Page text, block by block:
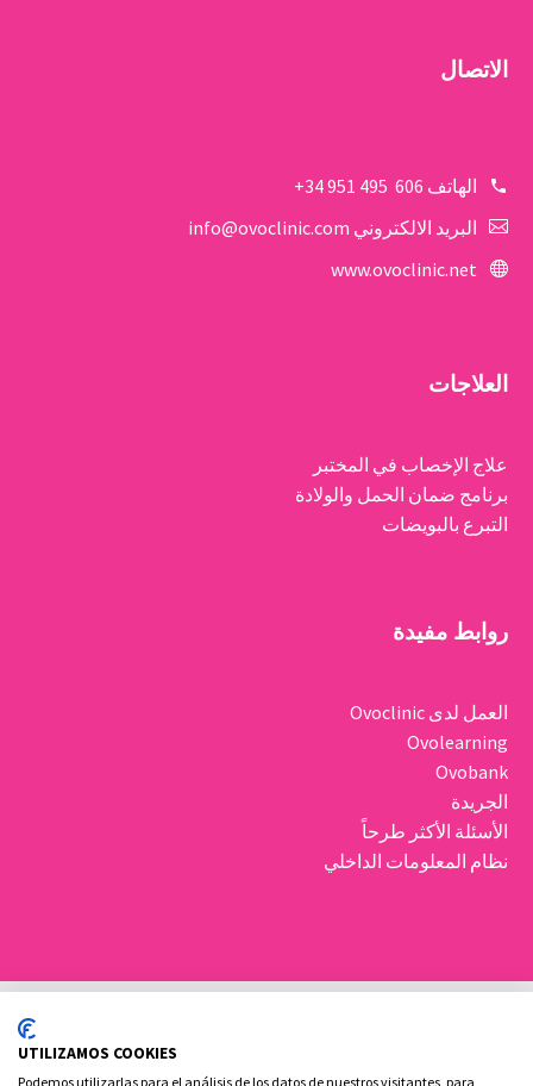
الاتصال
الهاتف 606 495 951 34+
البريد الالكتروني info@ovoclinic.com
www.ovoclinic.net
العلاجات
علاج الإخصاب في المختبر
برنامج ضمان الحمل والولادة
التبرع بالبويضات
روابط مفيدة
العمل لدى Ovoclinic
Ovolearning
Ovobank
الجريدة
الأسئلة الأكثر طرحاً
نظام المعلومات الداخلي
UTILIZAMOS COOKIES
Podemos utilizarlas para el análisis de los datos de nuestros visitantes, para